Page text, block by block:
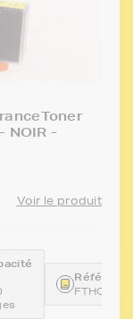
NOIR -
Voir le produit